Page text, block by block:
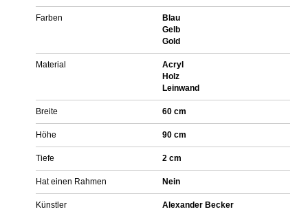
Farben
Blau
Gelb
Gold
Material
Acryl
Holz
Leinwand
Breite 60 cm
Höhe 90 cm
Tiefe 2 cm
Hat einen Rahmen Nein
Künstler Alexander Becker